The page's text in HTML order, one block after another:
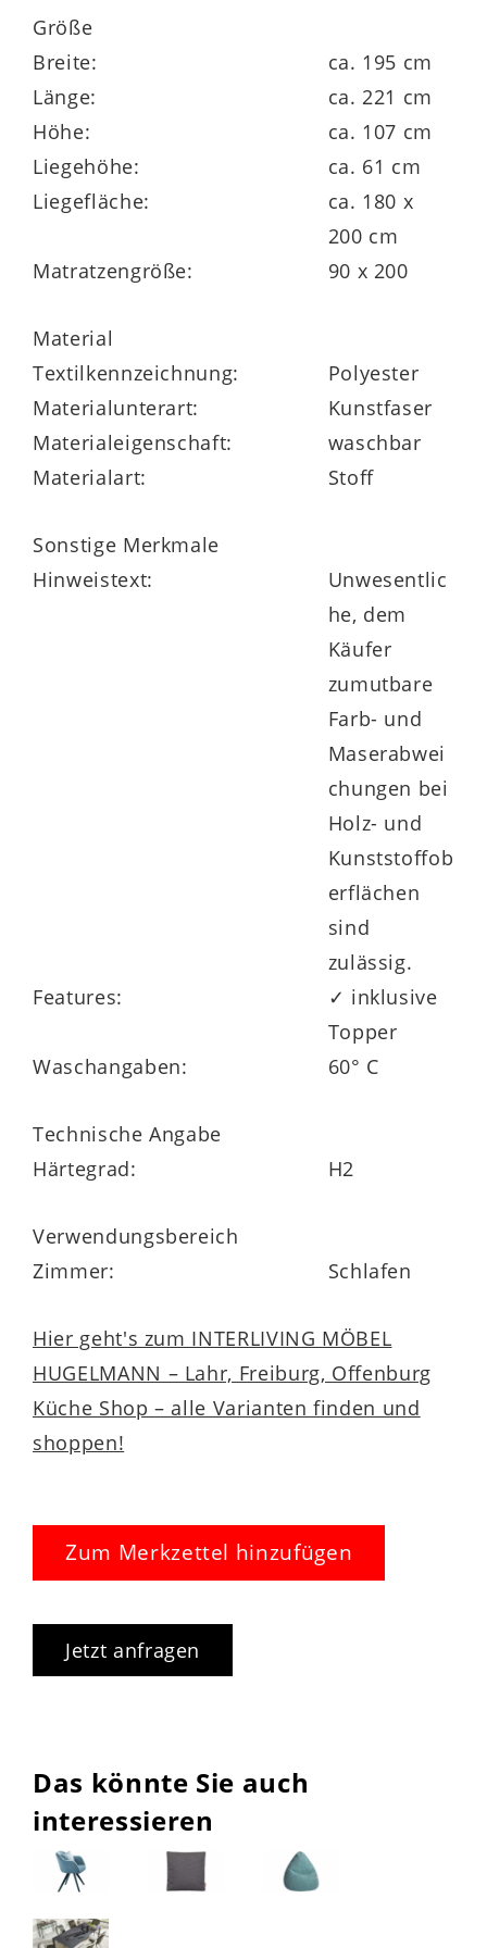
Die Maße des attraktiven Boxspringbettes
betragen ca.
195 x 107 x 221 cm(BxHxL),
bei einer Liegefläche von ca.
180 x 200 cm
(BxL). Mit Topper beläuft sich die
Liegehöhe auf ca. 61 cm.
Größe
Breite:
ca. 195 cm
Länge:
ca. 221 cm
Höhe:
ca. 107 cm
Liegehöhe:
ca. 61 cm
Liegefläche:
ca. 180 x
200 cm
Matratzengröße:
90 x 200
Material
Textilkennzeichnung:
Polyester
Materialunterart:
Kunstfaser
Materialeigenschaft:
waschbar
Materialart:
Stoff
Sonstige Merkmale
Hinweistext:
Unwesentlic
he, dem
Käufer
zumutbare
Farb- und
Maserabwei
chungen bei
Holz- und
Kunststoffob
erflächen
sind
zulässig.
Features:
✓ inklusive
Topper
Waschangaben:
60° C
Technische Angabe
Härtegrad:
H2
Verwendungsbereich
Zimmer:
Schlafen
Hier geht's zum INTERLIVING MÖBEL
HUGELMANN – Lahr, Freiburg, Offenburg
Küche Shop – alle Varianten finden und
shoppen!
Zum Merkzettel hinzufügen
Jetzt anfragen
Das könnte Sie auch
interessieren